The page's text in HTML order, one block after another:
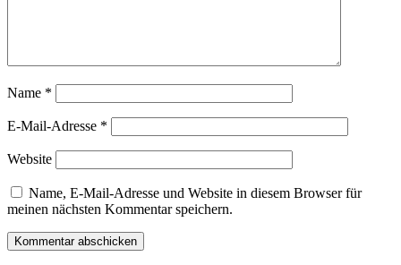
Name *
E-Mail-Adresse *
Website
Name, E-Mail-Adresse und Website in diesem Browser für
meinen nächsten Kommentar speichern.